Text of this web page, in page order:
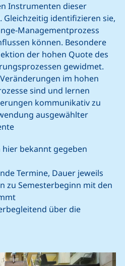
Instrumenten dieser
identifizieren sie,
Managementprozess
können. Besondere
der hohen Quote des
gewidmet.
im hohen
sind und lernen
kommunikativ zu
ausgewählter
bekannt gegeben
Termine, Dauer jeweils
zu Semesterbeginn mit den
über die